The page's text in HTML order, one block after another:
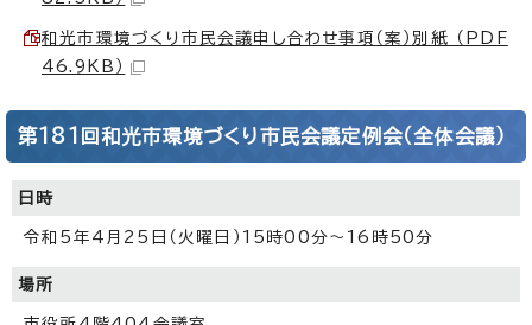
和光市環境づくり市民会議申し合わせ事項（案）別紙 （PDF
46.9KB）
第181回和光市環境づくり市民会議定例会（全体会議）
日時
令和5年4月25日（火曜日）15時00分～16時50分
場所